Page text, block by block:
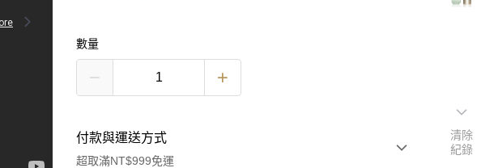
數量
付款與運送方式
超取滿NT$999免運
清除
紀錄